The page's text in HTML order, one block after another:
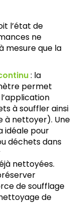
l’état de
ne
mesure que la
: la
permet
à souffler ainsi
à nettoyer). Une
idéale pour
déchets dans
nettoyées.
de soufflage
de